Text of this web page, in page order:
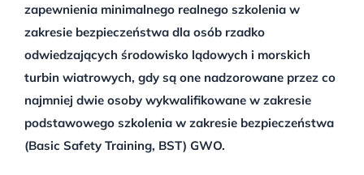
zapewnienia minimalnego realnego szkolenia w
zakresie bezpieczeństwa dla osób rzadko
odwiedzających środowisko lądowych i morskich
turbin wiatrowych, gdy są one nadzorowane przez co
najmniej dwie osoby wykwalifikowane w zakresie
podstawowego szkolenia w zakresie bezpieczeństwa
(Basic Safety Training, BST) GWO.